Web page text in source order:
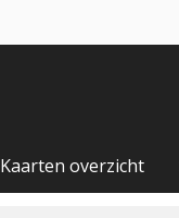
Kaarten overzicht